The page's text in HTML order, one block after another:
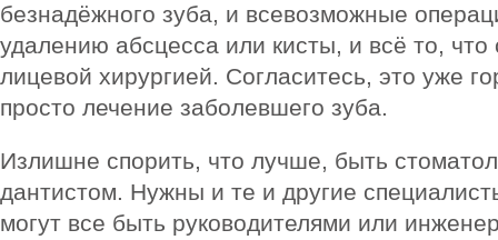
безнадёжного зуба, и всевозможные
удалению абсцесса или кисты, и всё то, что
лицевой хирургией. Согласитесь, это уже
просто лечение заболевшего зуба.
Излишне спорить, что лучше, быть
дантистом. Нужны и те и другие
могут все быть руководителями или